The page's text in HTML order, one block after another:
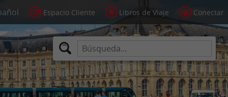
Espacio Cliente Libros de Viaje Conectar